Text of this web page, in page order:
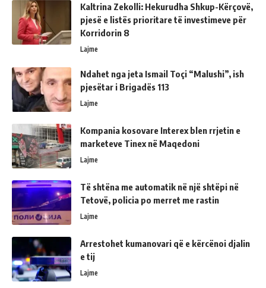
Kaltrina Zekolli: Hekurudha Shkup-Kërçovë,
pjesë e listës prioritare të investimeve për
Korridorin 8
Lajme
Ndahet nga jeta Ismail Toçi “Malushi”, ish
pjesëtar i Brigadës 113
Lajme
Kompania kosovare Interex blen rrjetin e
marketeve Tinex në Maqedoni
Lajme
Të shtëna me automatik në një shtëpi në
Tetovë, policia po merret me rastin
Lajme
Arrestohet kumanovari që e kërcënoi djalin
e tij
Lajme